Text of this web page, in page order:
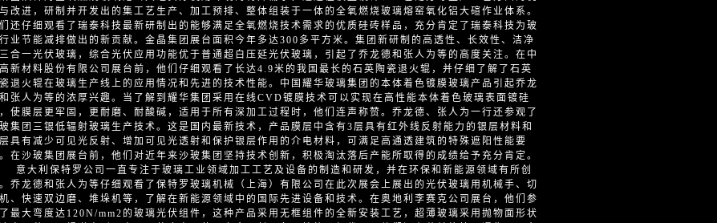
改进，研制并开发出的集工艺生产、加工预排、整体组装于一体的全氧燃烧玻璃熔窑氧化铝大碹作业体系。
还仔细观看了瑞泰科技最新研制出的能够满足全氧燃烧技术需求的优质硅砖样品，充分肯定了瑞泰科技为玻
业节能减排做出的新贡献。金晶集团展台面积今年多达300多平方米。集团新研制的高透性、长效性、洁净
合一光伏玻璃，综合光伏应用功能优于普通超白压延光伏玻璃，引起了乔龙德和张人为等的高度关注。在中
新材料股份有限公司展台前，他们仔细观看了长达4.9米的我国最长的石英陶瓷退火辊，并仔细了解了石英
退火辊在玻璃生产线上的应用情况和先进的技术性能。中国耀华玻璃集团的本体着色镀膜玻璃产品引起乔龙
张人为等的浓厚兴趣。当了解到耀华集团采用在线CVD镀膜技术可以实现在高性能本体着色玻璃表面镀硅
使膜层更牢固，更耐磨、耐酸碱，适用于所有深加工过程时，他们连声称赞。乔龙德、张人为一行还参观了
集团三银低辐射玻璃生产技术。这是国内最新技术，产品膜层中含有3层具有红外线反射能力的银层材料和
具有减少可见光反射、增加可见光透射和保护银层作用的介电材料，可满足高通透建筑的特殊遮阳性能要
在沙玻集团展台前，他们对近年来沙玻集团坚持技术创新，积极淘汰落后产能所取得的成绩给予充分肯定。
大利保特罗公司一直专注于玻璃工业领域加工工艺及设备的制造和研发，并在环保和新能源领域有所创
乔龙德和张人为等仔细观看了保特罗玻璃机械（上海）有限公司在此次展会上展出的光伏玻璃用机械手、切
、快速双边磨、堆垛机等，了解在新能源领域中的国际先进设备和技术。在奥地利李赛克公司展台，他们参
最大弯度达120N/mm2的玻璃光伏组件，这种产品采用无框组件的全新安装工艺，超薄玻璃采用抛物面形状